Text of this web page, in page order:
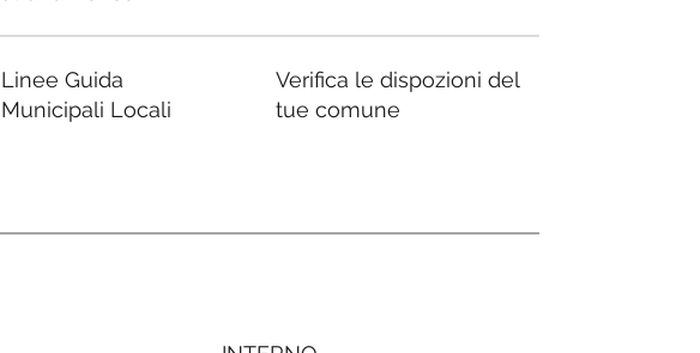
Linee Guida
Municipali Locali
Verifica le dispozioni del
tue comune